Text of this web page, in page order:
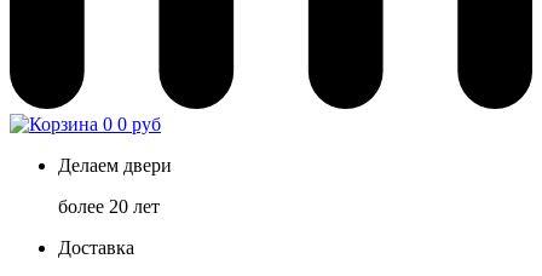
0 0 руб
Делаем двери
более 20 лет
Доставка